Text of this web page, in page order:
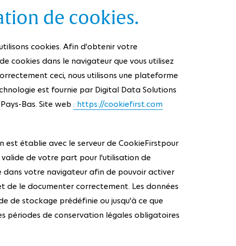
de cookies.
cookies. Afin d'obtenir votre
cookies dans le navigateur que vous utilisez
ceci, nous utilisons une plateforme
est fournie par Digital Data Solutions
Bas. Site web : https://cookiefirst.com
est établie avec le serveur de CookieFirstpour
de votre part pour l'utilisation de
dans votre navigateur afin de pouvoir activer
de le documenter correctement. Les données
de stockage prédéfinie ou jusqu'à ce que
périodes de conservation légales obligatoires